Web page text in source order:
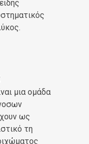
μια ομάδα
ως
τη